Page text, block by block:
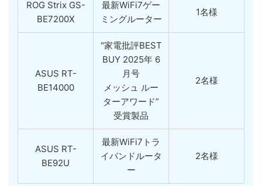
ROG Strix GS-
BE7200X
最新WiFi7ゲー
ミングルーター
1名様
ASUS RT-
BE14000
"家電批評BEST
BUY 2025年 6
月号
メッシュ ルー
ターアワード”
受賞製品
2名様
ASUS RT-
BE92U
最新WiFi7トラ
イバンドルータ
ー
2名様